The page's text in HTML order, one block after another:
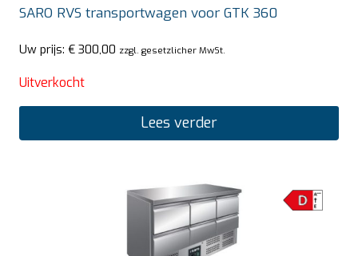
SARO RVS transportwagen voor GTK 360
Uw prijs: € 300,00 zzgl. gesetzlicher MwSt.
Uitverkocht
Lees verder